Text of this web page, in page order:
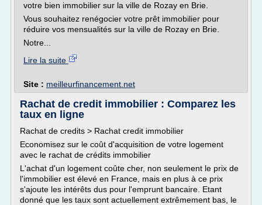
votre bien immobilier sur la ville de Rozay en Brie.
Vous souhaitez renégocier votre prêt immobilier pour
réduire vos mensualités sur la ville de Rozay en Brie.
Notre...
Lire la suite
Site : meilleurfinancement.net
Rachat de credit immobilier : Comparez les
taux en ligne
Rachat de credits > Rachat credit immobilier
Economisez sur le coût d'acquisition de votre logement
avec le rachat de crédits immobilier
L'achat d'un logement coûte cher, non seulement le prix de
l'immobilier est élevé en France, mais en plus à ce prix
s'ajoute les intérêts dus pour l'emprunt bancaire. Etant
donné que les taux sont actuellement extrêmement bas, le